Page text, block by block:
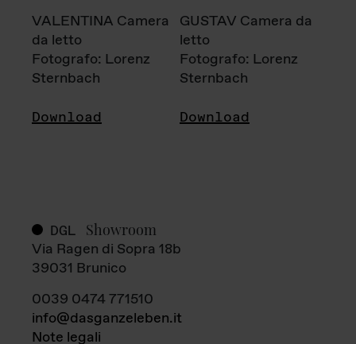
VALENTINA Camera
da letto
Fotografo: Lorenz
Sternbach
Download
GUSTAV Camera da
letto
Fotografo: Lorenz
Sternbach
Download
DGL Showroom
Via Ragen di Sopra 18b
39031 Brunico
0039 0474 771510
info@dasganzeleben.it
Note legali